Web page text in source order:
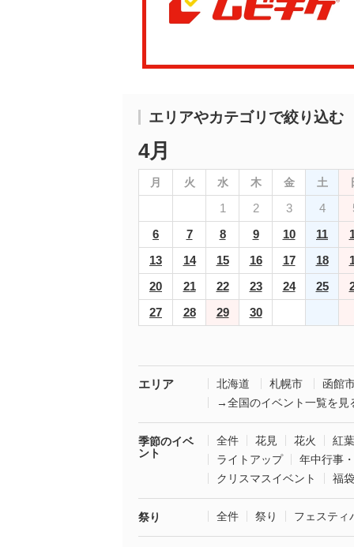
エリアやカテゴリで絞り込む
4月
月 火 水 木 金 土
1 2 3 4
6
7 8 9 10 11
13
14 15 16 17 18
20
21 22 23 24 25
27
28 29 30
エリア 北海道 札幌市
函館
→全国のイベント一覧を見
季節のイベ
ント
全件 花見 花火
紅葉
ライトアップ
年中行事
クリスマスイベント
福
祭り 全件 祭り フェスティ